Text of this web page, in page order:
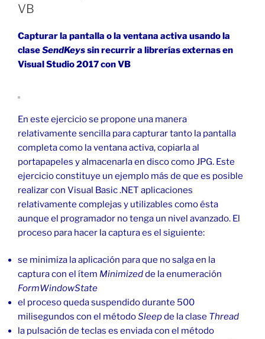
en
VB
Capturar la pantalla o la ventana activa usando la
claseSendKeyssin recurrir a librerías externas en
Visual Studio 2017 con VB
En este ejercicio se propone una manera
relativamente sencilla para capturar tanto la pantalla
completa como la ventana activa, copiarla al
portapapeles y almacenarla en disco como JPG. Este
ejercicio constituye un ejemplo más de que es posible
realizar con Visual Basic .NET aplicaciones
relativamente complejas y utilizables como ésta
aunque el programador no tenga un nivel avanzado. El
proceso para hacer la captura es el siguiente:
se minimiza la aplicación para que no salga en la
captura con el ítem Minimizedde la enumeración
FormWindowState
el proceso queda suspendido durante 500
milisegundos con el métodoSleepde la clase Thread
la pulsación de teclas es enviada con el método